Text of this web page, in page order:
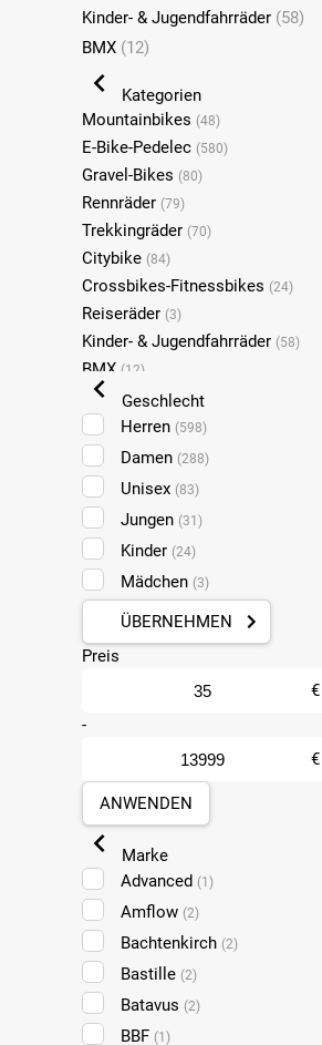
Kinder- & Jugendfahrräder (58)
BMX (12)
Kategorien
Mountainbikes (48)
E-Bike-Pedelec (580)
Gravel-Bikes (80)
Rennräder (79)
Trekkingräder (70)
Citybike (84)
Crossbikes-Fitnessbikes (24)
Reiseräder (3)
Kinder- & Jugendfahrräder (58)
BMX (12)
Geschlecht
Herren (598)
Damen (288)
Unisex (83)
Jungen (31)
Kinder (24)
Mädchen (3)
ÜBERNEHMEN
Preis
€
-
€
ANWENDEN
Marke
Advanced (1)
Amflow (2)
Bachtenkirch (2)
Bastille (2)
Batavus (2)
BBF (1)